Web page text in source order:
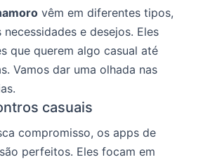
vêm em diferentes tipos,
e desejos. Eles
que querem algo casual até
Vamos dar uma olhada nas
casuais
compromisso, os apps de
perfeitos. Eles focam em